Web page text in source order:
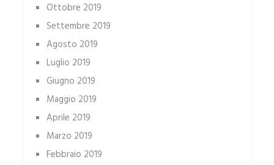
Ottobre 2019
Settembre 2019
Agosto 2019
Luglio 2019
Giugno 2019
Maggio 2019
Aprile 2019
Marzo 2019
Febbraio 2019